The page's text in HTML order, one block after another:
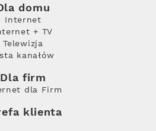
domu
Internet
+ TV
Telewizja
kanałów
Dla firm
dla Firm
klienta